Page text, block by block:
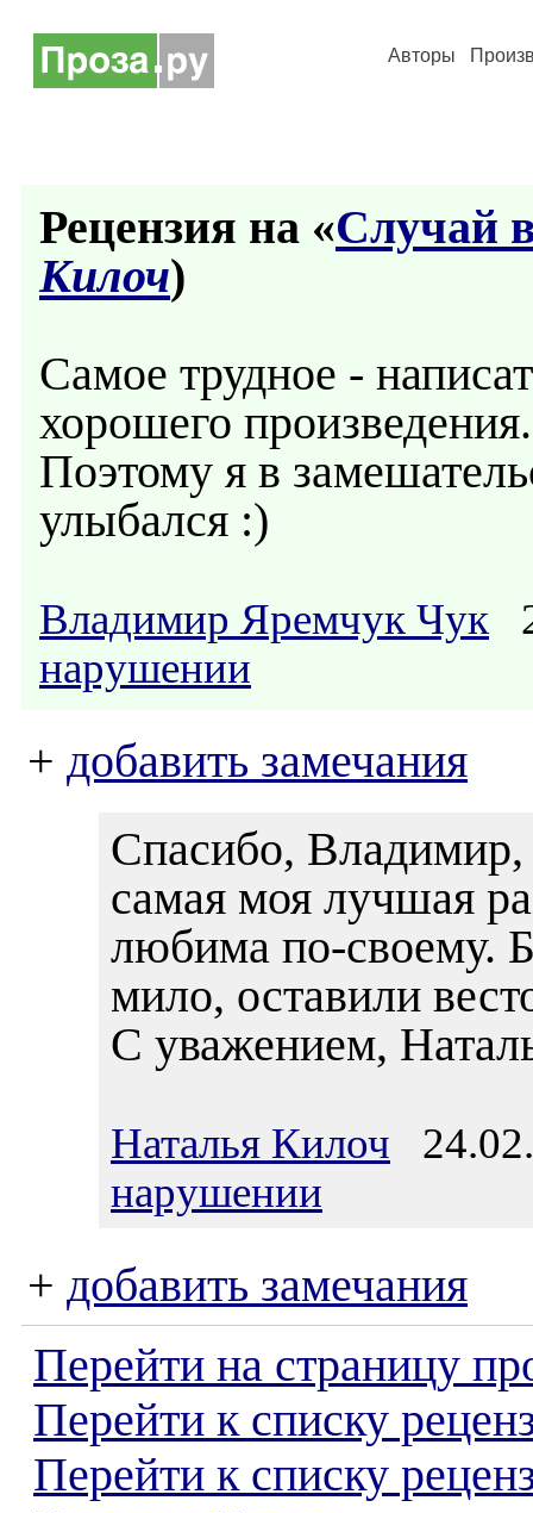
Авторы
Рецензия на «Cлучай
Килоч)
Самое трудное -
хорошего произведения.
Поэтому я в
улыбался :)
Владимир Яремчук Чук
нарушении
+ добавить замечания
Спасибо, Владимир,
самая моя лучшая
любима по-своему.
мило, оставили
С уважением,
Наталья Килоч
нарушении
+ добавить замечания
Перейти на страницу
Перейти к списку
Перейти к списку